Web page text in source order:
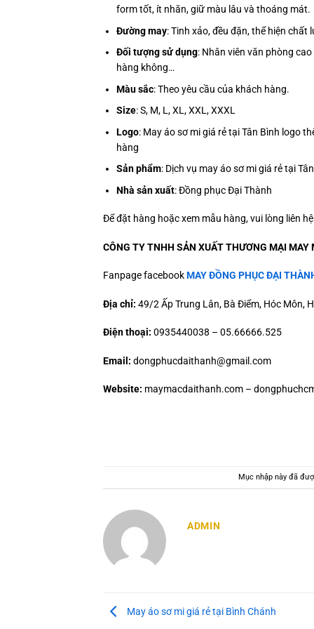
form tốt, ít nhăn, giữ màu lâu và thoáng mát.
Đường may: Tinh xảo, đều đặn, thể hiện chất
Đối tượng sử dụng: Nhân viên văn phòng
hàng không…
Màu sắc: Theo yêu cầu của khách hàng.
Size: S, M, L, XL, XXL, XXXL
Logo: May áo sơ mi giá rẻ tại Tân Bình logo
hàng
Sản phẩm: Dịch vụ may áo sơ mi giá rẻ tại
Nhà sản xuất: Đồng phục Đại Thành
Để đặt hàng hoặc xem mẫu hàng, vui lòng liên
CÔNG TY TNHH SẢN XUẤT THƯƠNG MẠI MAY
Fanpage facebookMAY ĐỒNG PHỤC ĐẠI
Địa chỉ: 49/2 Ấp Trung Lân, Bà Điểm, Hóc Môn,
Điện thoại: 0935440038 – 05.66666.525
Email: dongphucdaithanh@gmail.com
Website: maymacdaithanh.com –
Mục nhập này đã
ADMIN
May áo sơ mi giá rẻ tại Bình Chánh